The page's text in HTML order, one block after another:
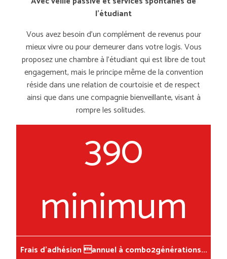
l’étudiant
Vous avez besoin d’un complément de revenus pour
mieux vivre ou pour demeurer dans votre logis.Vous
proposez une chambre àl’étudiant quiest libre de tout
engagement, mais le principe même de la convention
réside dans une relation de courtoisie et de respect
ainsi que dans une compagnie bienveillante, visant à
rompre les solitudes.
390
minimum
Frais d'adhésion annuel à combo2générations...